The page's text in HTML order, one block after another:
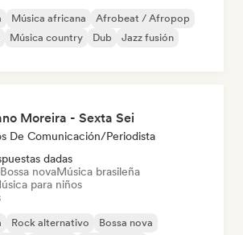
Música africana
Afrobeat / Afropop
Música country Dub
Jazz fusión
Moreira - Sexta Sei
De Comunicación/Periodista
dadas
Bossa novaMúsica brasileña
para niños
Rock alternativo Bossa nova